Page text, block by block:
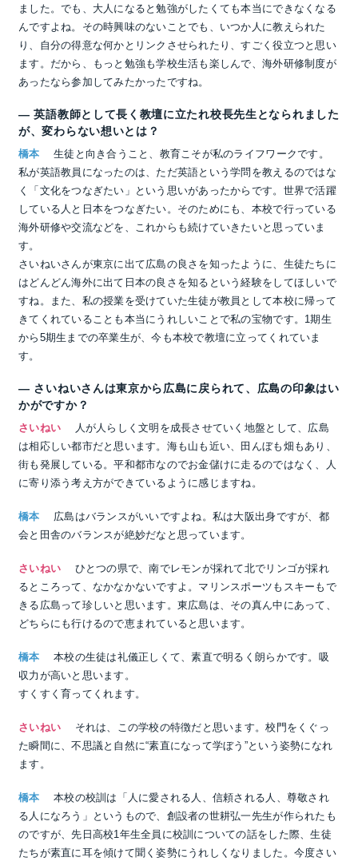
ました。でも、大人になると勉強がしたくても本当にできなくなる
んですよね。その時興味のないことでも、いつか人に教えられた
り、自分の得意な何かとリンクさせられたり、すごく役立つと思い
ます。だから、もっと勉強も学校生活も楽しんで、海外研修制度が
あったなら参加してみたかったですね。
― 英語教師として長く教壇に立たれ校長先生となられました
が、変わらない想いとは？
橋本 生徒と向き合うこと、教育こそが私のライフワークです。
私が英語教員になったのは、ただ英語という学問を教えるのではな
く「文化をつなぎたい」という思いがあったからです。世界で活躍
している人と日本をつなぎたい。そのためにも、本校で行っている
海外研修や交流などを、これからも続けていきたいと思っていま
す。
さいねいさんが東京に出て広島の良さを知ったように、生徒たちに
はどんどん海外に出て日本の良さを知るという経験をしてほしいで
すね。また、私の授業を受けていた生徒が教員として本校に帰って
きてくれていることも本当にうれしいことで私の宝物です。1期生
から5期生までの卒業生が、今も本校で教壇に立ってくれていま
す。
― さいねいさんは東京から広島に戻られて、広島の印象はい
かがですか？
さいねい 人が人らしく文明を成長させていく地盤として、広島
は相応しい都市だと思います。海も山も近い、田んぼも畑もあり、
街も発展している。平和都市なのでお金儲けに走るのではなく、人
に寄り添う考え方ができているように感じますね。
橋本 広島はバランスがいいですよね。私は大阪出身ですが、都
会と田舎のバランスが絶妙だなと思っています。
さいねい ひとつの県で、南でレモンが採れて北でリンゴが採れ
るところって、なかなかないですよ。マリンスポーツもスキーもで
きる広島って珍しいと思います。東広島は、その真ん中にあって、
どちらにも行けるので恵まれていると思います。
橋本 本校の生徒は礼儀正しくて、素直で明るく朗らかです。吸
収力が高いと思います。
すくすく育ってくれます。
さいねい それは、この学校の特徴だと思います。校門をくぐっ
た瞬間に、不思議と自然に“素直になって学ぼう”という姿勢になれ
ます。
橋本 本校の校訓は「人に愛される人、信頼される人、尊敬され
る人になろう」というもので、創設者の世耕弘一先生が作られたも
のですが、先日高校1年生全員に校訓についての話をした際、生徒
たちが素直に耳を傾けて聞く姿勢にうれしくなりました。今度さい